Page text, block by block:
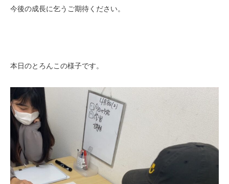
今後の成長に乞うご期待ください。
本日のとろんこの様子です。